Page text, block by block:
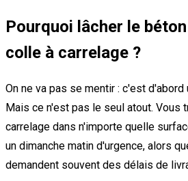
Pourquoi lâcher le
colle à carrelage ?
On ne va pas se mentir : c'est
Mais ce n'est pas le seul atout. Vous
carrelage dans n'importe quelle
un dimanche matin d'urgence, alors
demandent souvent des délais de